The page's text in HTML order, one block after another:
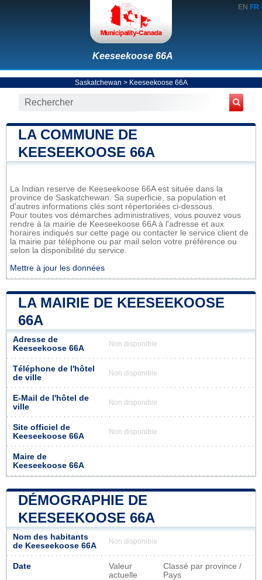
EN FR
Keeseekoose 66A
Saskatchewan > Keeseekoose 66A
LA COMMUNE DE
KEESEEKOOSE 66A
La Indian reserve de Keeseekoose 66A est située dans la
province de Saskatchewan. Sa superficie, sa population et
d'autres informations clés sont répertoriées ci-dessous.
Pour toutes vos démarches administratives, vous pouvez vous
rendre à la mairie de Keeseekoose 66A à l'adresse et aux
horaires indiqués sur cette page ou contacter le service client de
la mairie par téléphone ou par mail selon votre préférence ou
selon la disponibilité du service.
Mettre à jour les données
LA MAIRIE DE KEESEEKOOSE
66A
Adresse de
Keeseekoose 66A
Non disponible
Téléphone de l'hôtel
de ville
Non disponible
E-Mail de l'hôtel de
ville
Non disponible
Site officiel de
Keeseekoose 66A
Non disponible
Maire de
Keeseekoose 66A
DÉMOGRAPHIE DE
KEESEEKOOSE 66A
Nom des habitants
de Keeseekoose 66A
Non disponible
Date
Valeur
actuelle
Classé par province /
Pays